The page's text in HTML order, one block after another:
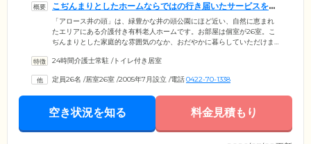
こぢんまりとしたホームならではの行き届いたサービスを提
供します
「アロース井の頭」は、緑豊かな井の頭公園にほど近い、自然に恵まれ
たエリアにある介護付き有料老人ホームです。お部屋は個室が26室。こ
ぢんまりとした家庭的な雰囲気のなか、おだやかに暮らしていただけま
ーゼット、テーブル、椅子、エアコンを完備。プライベートを確保しな
細やかな介護サービスを提供し、夜間看護はオンコール体制でスピーデ
ィーに対応。医師がすぐに駆け付けます。また、最寄駅はお買い物に便
すい環境です。
24時間介護士常駐 /トイレ付き居室
定員26名 /居室26室 /2005年7月設立 /電話0422-70-1338
空き状況を知る 料金見積もり